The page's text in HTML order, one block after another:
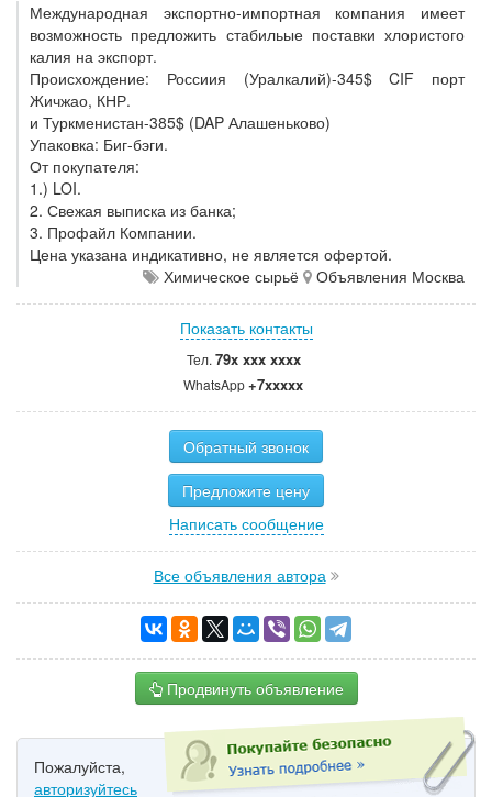
Международная экспортно-импортная компания имеет
возможность предложить стабильые поставки хлористого
калия на экспорт.
Происхождение: Россиия (Уралкалий)-345$ CIF порт
Жичжао, КНР.
и Туркменистан-385$ (DAP Алашеньково)
Упаковка: Биг-бэги.
От покупателя:
1.) LOI.
2. Свежая выписка из банка;
3. Профайл Компании.
Цена указана индикативно, не является офертой.
Химическое сырьё
Объявления Москва
Показать контакты
Тел. 79x xxx xxxx
WhatsApp+7xxxxx
Обратный звонок
Предложите цену
Написать сообщение
Все объявления автора
Продвинуть объявление
Пожалуйста,
авторизуйтесь